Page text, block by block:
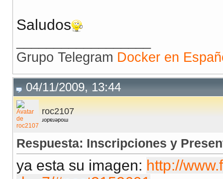
Saludos
Grupo Telegram Docker en
04/11/2009, 13:44
roc2107
ɹopɐɹǝpoɯ
Respuesta: Inscripciones y
ya esta su imagen: http://